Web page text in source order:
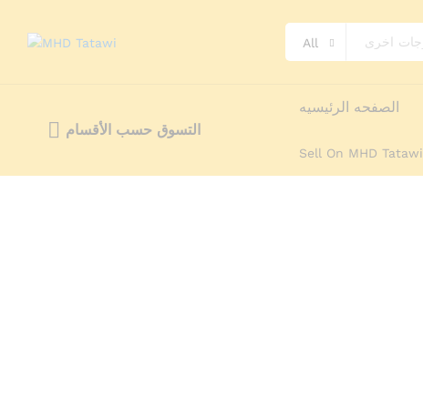
All
التسوق حسب الأقسام
الصفحه الرئيسيه
Sell On MHD Tatawi
More Offers